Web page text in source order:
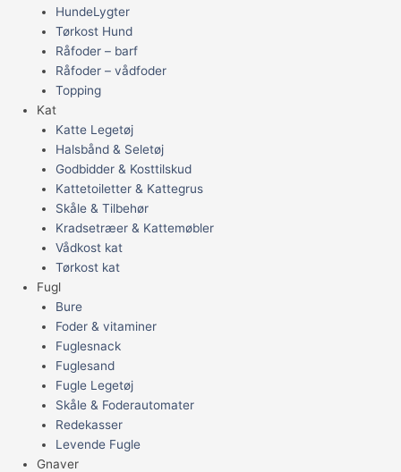
HundeLygter
Tørkost Hund
Råfoder – barf
Råfoder – vådfoder
Topping
Kat
Katte Legetøj
Halsbånd & Seletøj
Godbidder & Kosttilskud
Kattetoiletter & Kattegrus
Skåle & Tilbehør
Kradsetræer & Kattemøbler
Vådkost kat
Tørkost kat
Fugl
Bure
Foder & vitaminer
Fuglesnack
Fuglesand
Fugle Legetøj
Skåle & Foderautomater
Redekasser
Levende Fugle
Gnaver